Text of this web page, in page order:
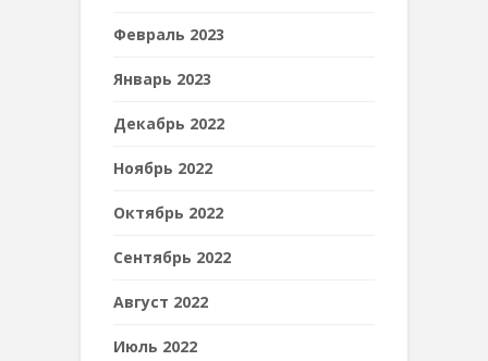
Февраль 2023
Январь 2023
Декабрь 2022
Ноябрь 2022
Октябрь 2022
Сентябрь 2022
Август 2022
Июль 2022